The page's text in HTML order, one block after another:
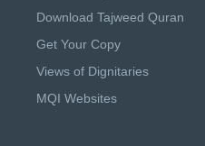
Download Tajweed Quran
Get Your Copy
Views of Dignitaries
MQI Websites